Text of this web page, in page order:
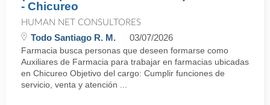
- Chicureo
HUMAN NET CONSULTORES
Todo Santiago R. M. 03/07/2026
Farmacia busca personas que deseen formarse como
Auxiliares de Farmacia para trabajar en farmacias ubicadas
en Chicureo Objetivo del cargo: Cumplir funciones de
servicio, venta y atención ...